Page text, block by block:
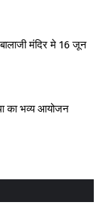
मंदिर मे 16 जून
का भव्य आयोजन